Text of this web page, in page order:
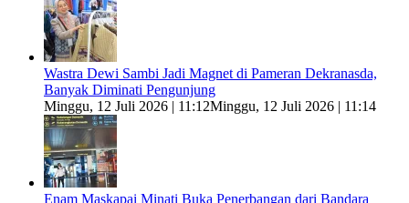
Wastra Dewi Sambi Jadi Magnet di Pameran Dekranasda,
Banyak Diminati Pengunjung
Minggu, 12 Juli 2026 | 11:12Minggu, 12 Juli 2026 | 11:14
Enam Maskapai Minati Buka Penerbangan dari Bandara